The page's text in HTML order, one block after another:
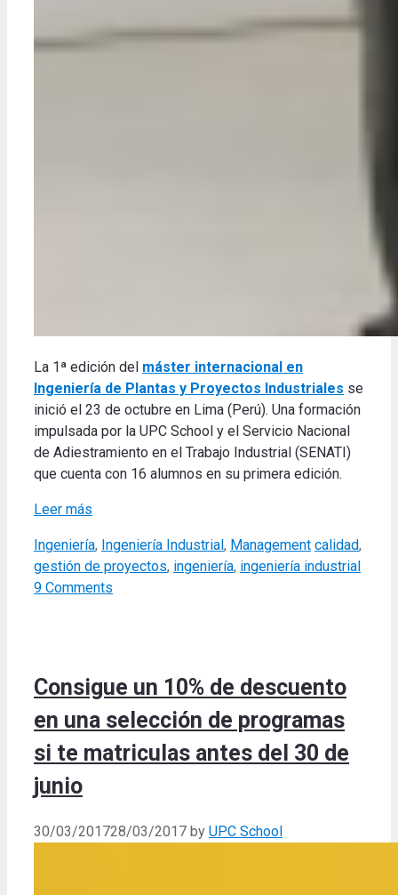
La 1ª edición del máster internacional en
Ingeniería de Plantas y Proyectos Industriales se
inició el 23 de octubre en Lima (Perú). Una formación
impulsada por la UPC School y el Servicio Nacional
de Adiestramiento en el Trabajo Industrial (SENATI)
que cuenta con 16 alumnos en su primera edición.
Leer más
Categories
Ingeniería, Ingeniería Industrial , Management Tags
calidad,
gestión de proyectos, ingeniería, ingeniería industrial
9 Comments
Consigue un 10% de descuento
en una selección de programas
si te matriculas antes del 30 de
junio
30/03/201728/03/2017 by UPC School